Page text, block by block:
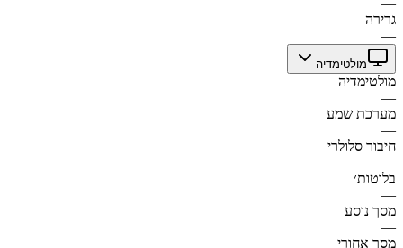
גרירה
—
מולטימדיה
מולטימדיה
—
מערכת שמע
—
חיבור סלולרי
—
בלוטות׳
—
מסך נוסע
—
מסך אחורי